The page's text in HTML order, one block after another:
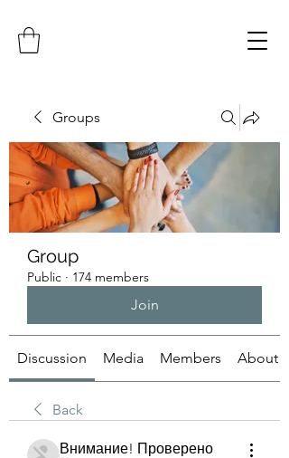
Groups
Group
Public · 174 members
Join
Discussion Media Members About
Back
Внимание! Проверено